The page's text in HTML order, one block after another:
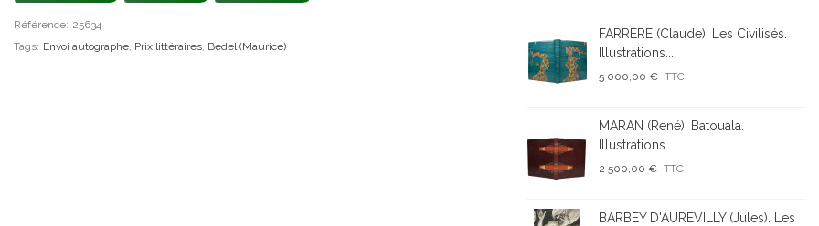
Référence: 25634
Tags: Envoi autographe, Prix littéraires, Bedel (Maurice)
FARRERE (Claude). Les Civilisés.
Illustrations...
5 000,00 € TTC
MARAN (René). Batouala.
Illustrations...
2 500,00 € TTC
BARBEY D'AUREVILLY (Jules). Les